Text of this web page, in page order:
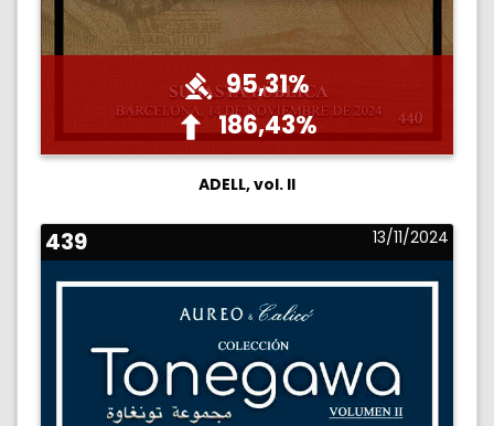
95,31%
186,43%
ADELL, vol. II
439 13/11/2024